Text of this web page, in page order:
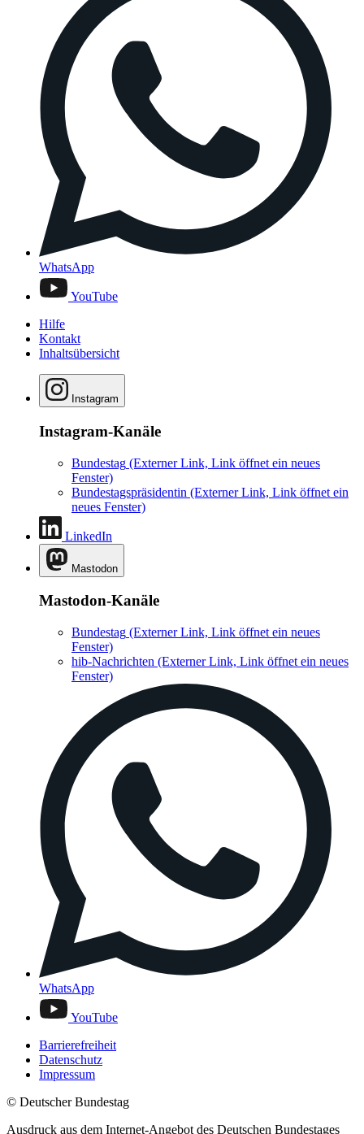
WhatsApp
YouTube
Hilfe
Kontakt
Inhaltsübersicht
Instagram
Instagram-Kanäle
Bundestag (Externer Link, Link öffnet ein neues
Fenster)
Bundestagspräsidentin (Externer Link, Link öffnet ein
neues Fenster)
LinkedIn
Mastodon
Mastodon-Kanäle
Bundestag (Externer Link, Link öffnet ein neues
Fenster)
hib-Nachrichten (Externer Link, Link öffnet ein neues
Fenster)
WhatsApp
YouTube
Barrierefreiheit
Datenschutz
Impressum
© Deutscher Bundestag
Ausdruck aus dem Internet-Angebot des Deutschen Bundestages